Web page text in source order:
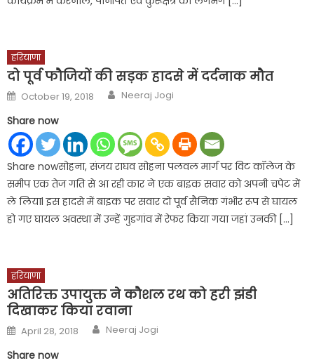
हरियाणा
दो पूर्व फौजियों की सड़क हादसे में दर्दनाक मौत
Posted
on
October 19, 2018 Author
Neeraj Jogi
Share now
Share nowसोहना, संजय राघव सोहना पलवल मार्ग पर विट कॉलेज के
समीप एक तेज गति से आ रही कार ने एक बाइक सवार को अपनी चपेट में
ले लियाl इस हादसे में बाइक पर सवार दो पूर्व सैनिक गंभीर रूप से घायल
हो गए घायल अवस्था में उन्हें गुडगांव में रेफर किया गया जहां उनकी […]
हरियाणा
अतिरिक्त उपायुक्त ने कौशल रथ को हरी झंडी
दिखाकर किया रवाना
Posted
on
April 28, 2018 Author
Neeraj Jogi
Share now